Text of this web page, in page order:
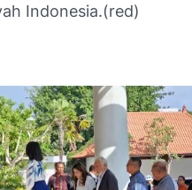
Indonesia.(red)